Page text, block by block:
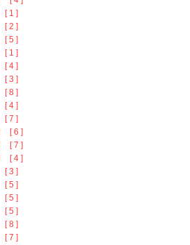
[ 1 ]
[ 2 ]
[ 5 ]
[ 1 ]
[ 4 ]
[ 3 ]
[ 8 ]
[ 4 ]
[ 7 ]
[ 6 ]
[ 7 ]
[ 4 ]
[ 3 ]
[ 5 ]
[ 5 ]
[ 5 ]
[ 8 ]
[ 7 ]